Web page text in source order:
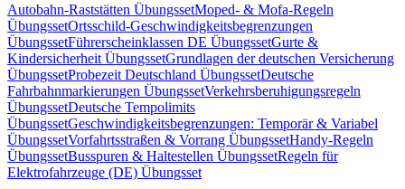
Autobahn-Raststätten ÜbungssetMoped- & Mofa-Regeln
ÜbungssetOrtsschild-Geschwindigkeitsbegrenzungen
ÜbungssetFührerscheinklassen DE ÜbungssetGurte &
Kindersicherheit ÜbungssetGrundlagen der deutschen Versicherung
ÜbungssetProbezeit Deutschland ÜbungssetDeutsche
Fahrbahnmarkierungen ÜbungssetVerkehrsberuhigungsregeln
ÜbungssetDeutsche Tempolimits
ÜbungssetGeschwindigkeitsbegrenzungen: Temporär & Variabel
ÜbungssetVorfahrtsstraßen & Vorrang ÜbungssetHandy-Regeln
ÜbungssetBusspuren & Haltestellen ÜbungssetRegeln für
Elektrofahrzeuge (DE) Übungsset